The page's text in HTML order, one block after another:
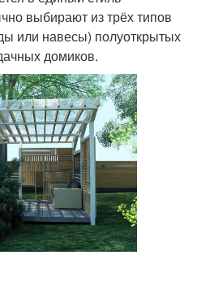
выбирают из трёх типов
или навесы) полуоткрытых
домиков.